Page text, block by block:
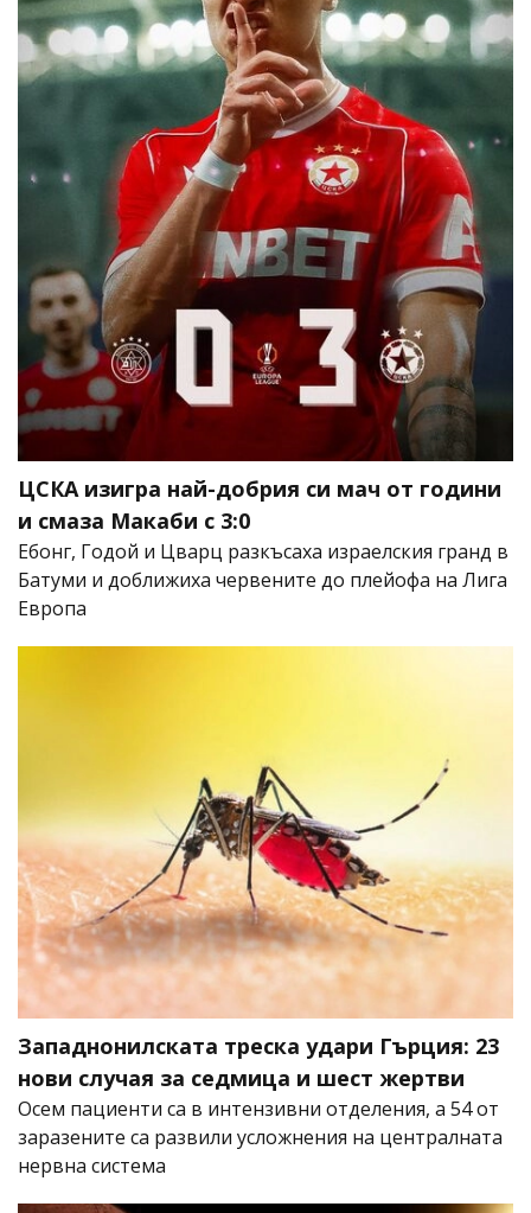
ЦСКА изигра най-добрия си мач от години
и смаза Макаби с 3:0
Ебонг, Годой и Цварц разкъсаха израелския гранд в
Батуми и доближиха червените до плейофа на Лига
Европа
Западнонилската треска удари Гърция: 23
нови случая за седмица и шест жертви
Осем пациенти са в интензивни отделения, а 54 от
заразените са развили усложнения на централната
нервна система